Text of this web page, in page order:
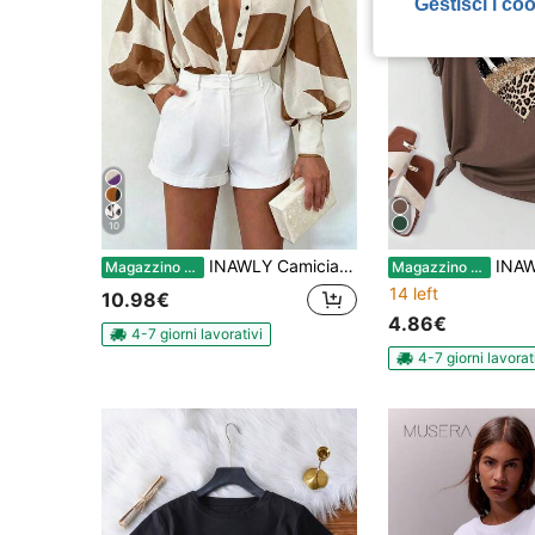
10
Magazzino EU INAWLY Camicia casual versatile da donna con blocchi di colore e chiusura monopetto, adatta per l'uso quotidiano
10.98€
4-7 giorni lavorativi
Magazzino EU
INAWLY Maglietta grafica casual
14 left
4.86€
4-7 giorni